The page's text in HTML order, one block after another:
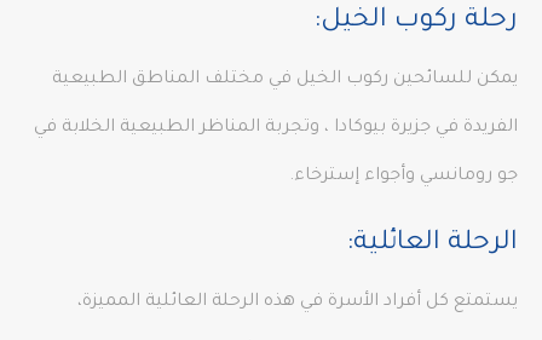
رحلة ركوب الخيل:
يمكن للسائحين ركوب الخيل في مختلف المناطق الطبيعية
الفريدة في جزيرة بيوكادا ، وتجربة المناظر الطبيعية الخلابة في
جو رومانسي وأجواء إسترخاء.
الرحلة العائلية:
يستمتع كل أفراد الأسرة في هذه الرحلة العائلية المميزة،